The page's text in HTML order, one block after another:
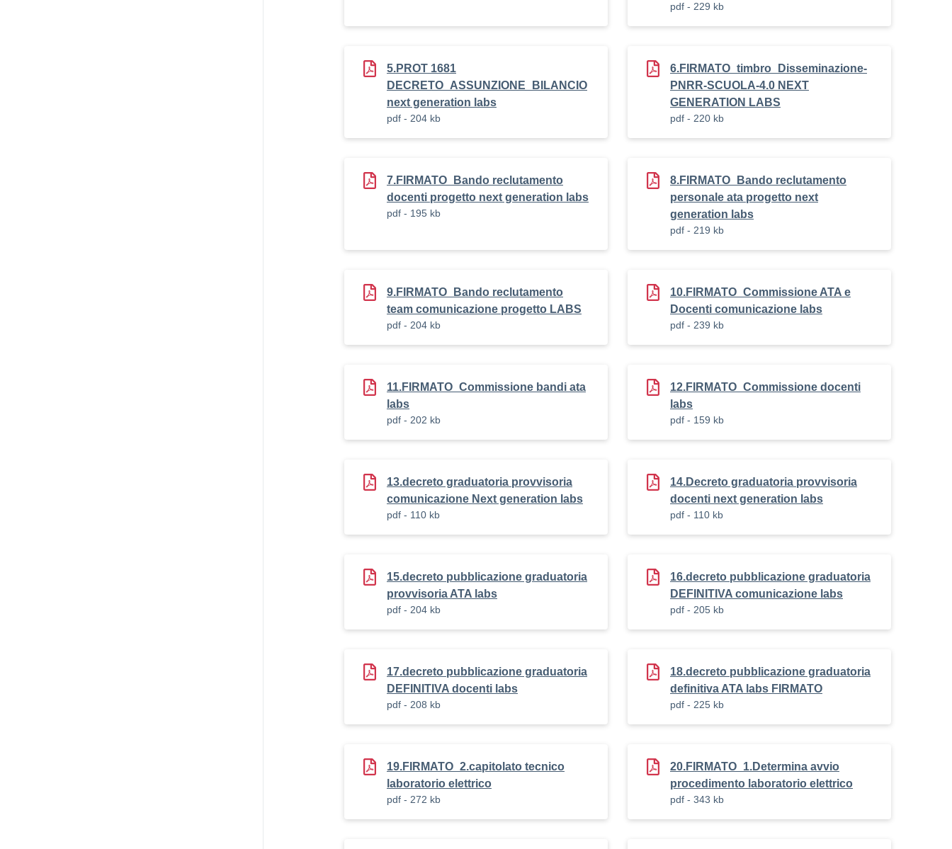
pdf - 229 kb
5.PROT 1681
DECRETO_ASSUNZIONE_BILANCIO
next generation labs
pdf - 204 kb
6.FIRMATO_timbro_Disseminazione-
PNRR-SCUOLA-4.0 NEXT
GENERATION LABS
pdf - 220 kb
7.FIRMATO_Bando reclutamento
docenti progetto next generation labs
pdf - 195 kb
8.FIRMATO_Bando reclutamento
personale ata progetto next
generation labs
pdf - 219 kb
9.FIRMATO_Bando reclutamento
team comunicazione progetto LABS
pdf - 204 kb
10.FIRMATO_Commissione ATA e
Docenti comunicazione labs
pdf - 239 kb
11.FIRMATO_Commissione bandi ata
labs
pdf - 202 kb
12.FIRMATO_Commissione docenti
labs
pdf - 159 kb
13.decreto graduatoria provvisoria
comunicazione Next generation labs
pdf - 110 kb
14.Decreto graduatoria provvisoria
docenti next generation labs
pdf - 110 kb
15.decreto pubblicazione graduatoria
provvisoria ATA labs
pdf - 204 kb
16.decreto pubblicazione graduatoria
DEFINITIVA comunicazione labs
pdf - 205 kb
17.decreto pubblicazione graduatoria
DEFINITIVA docenti labs
pdf - 208 kb
18.decreto pubblicazione graduatoria
definitiva ATA labs FIRMATO
pdf - 225 kb
19.FIRMATO_2.capitolato tecnico
laboratorio elettrico
pdf - 272 kb
20.FIRMATO_1.Determina avvio
procedimento laboratorio elettrico
pdf - 343 kb